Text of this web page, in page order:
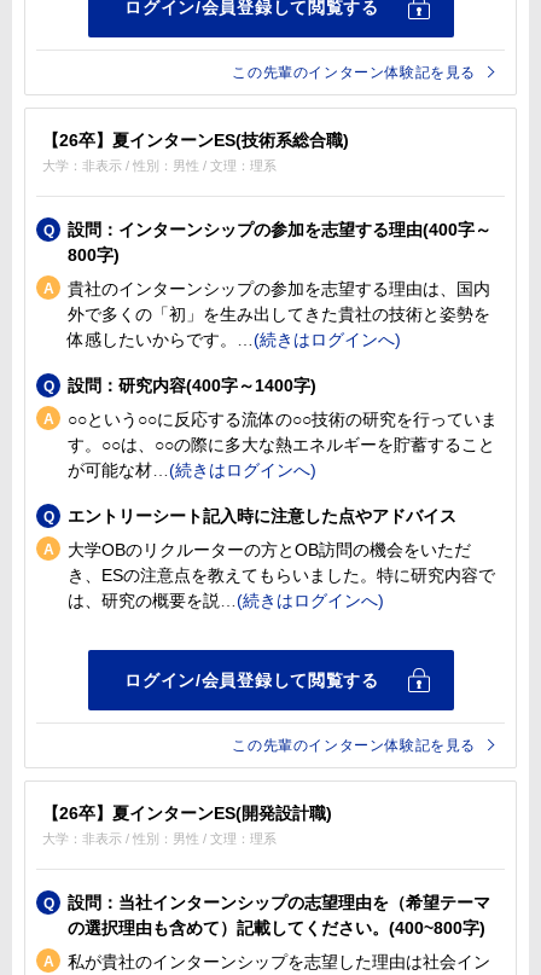
この先輩のインターン体験記を見る
【26卒】夏インターンES(技術系総合職)
大学：非表示 / 性別：男性 / 文理：理系
設問：インターンシップの参加を志望する理由(400字～
800字)
貴社のインターンシップの参加を志望する理由は、国内
外で多くの「初」を生み出してきた貴社の技術と姿勢を
体感したいからです。
設問：研究内容(400字～1400字)
○○という○○に反応する流体の○○技術の研究を行っていま
す。○○は、○○の際に多大な熱エネルギーを貯蓄すること
が可能な材
エントリーシート記入時に注意した点やアドバイス
大学OBのリクルーターの方とOB訪問の機会をいただ
き、ESの注意点を教えてもらいました。特に研究内容で
は、研究の概要を説
この先輩のインターン体験記を見る
【26卒】夏インターンES(開発設計職)
大学：非表示 / 性別：男性 / 文理：理系
設問：当社インターンシップの志望理由を（希望テーマ
の選択理由も含めて）記載してください。(400~800字)
私が貴社のインターンシップを志望した理由は社会イン